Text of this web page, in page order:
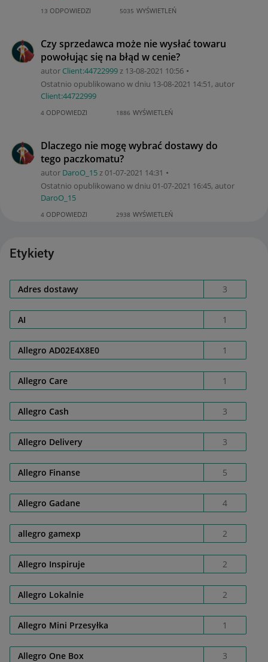
13 ODPOWIEDZI 5035 WYŚWIETLEŃ
Czy sprzedawca może nie wysłać towaru
powołując się na błąd w cenie?
autor Client:44722999z ‎13-08-2021 10:56
Ostatnio opublikowano w dniu ‎13-08-2021 14:51, autor
Client:44722999
4 ODPOWIEDZI 1886 WYŚWIETLEŃ
Dlaczego nie mogę wybrać dostawy do
tego paczkomatu?
autor DaroO_15z‎01-07-2021 14:31
Ostatnio opublikowano w dniu ‎01-07-2021 16:45, autor
DaroO_15
4 ODPOWIEDZI 2938 WYŚWIETLEŃ
Etykiety
Adres dostawy 3
AI 1
Allegro AD02E4X8E0 1
Allegro Care 1
Allegro Cash 3
Allegro Delivery 3
Allegro Finanse 5
Allegro Gadane 4
allegro gamexp 2
Allegro Inspiruje 2
Allegro Lokalnie 2
Allegro Mini Przesyłka 1
Allegro One Box 3